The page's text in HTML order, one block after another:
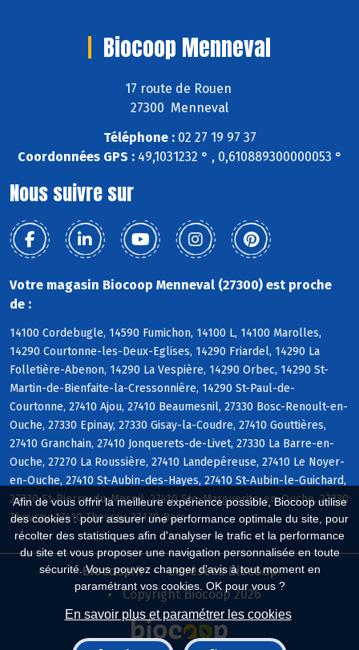
Afin de vous offrir la meilleure expérience possible, Biocoop utilise
des cookies : pour assurer une performance optimale du site, pour
récolter des statistiques afin d'analyser le trafic et la performance
du site et vous proposer une navigation personnalisée en toute
sécurité. Vous pouvez changer d'avis à tout moment en
paramétrant vos cookies. OK pour vous ?
En savoir plus et paramétrer les cookies
Biocoop Menneval
17 route de Rouen
27300 Menneval
Téléphone :02 27 19 97 37
Coordonnées GPS :49,1031232 ° , 0,610889300000053 °
Nous suivre sur
Votre magasin Biocoop Menneval (27300) est proche
de :
14100 Cordebugle, 14590 Fumichon, 14100 L, 14100 Marolles,
14290 Courtonne-les-Deux-Eglises, 14290 Friardel, 14290 La
Folletière-Abenon, 14290 La Vespière, 14290 Orbec, 14290 St-
Martin-de-Bienfaite-la-Cressonnière, 14290 St-Paul-de-
Courtonne, 27410 Ajou, 27410 Beaumesnil, 27330 Bosc-Renoult-en-
Ouche, 27330 Epinay, 27330 Gisay-la-Coudre, 27410 Gouttières,
27410 Granchain, 27410 Jonquerets-de-Livet, 27330 La Barre-en-
Ouche, 27270 La Roussière, 27410 Landepéreuse, 27410 Le Noyer-
en-Ouche, 27410 St-Aubin-des-Hayes, 27410 St-Aubin-le-Guichard,
27330 St-Pierre-du-Mesnil, 27410 Ste-Marguerite-en-Ouche, 27330
Thevray, 27410 Thevray, 27170 Barc
Biocoop.fr
Le réseau Biocoop
Copyright Biocoop 2026